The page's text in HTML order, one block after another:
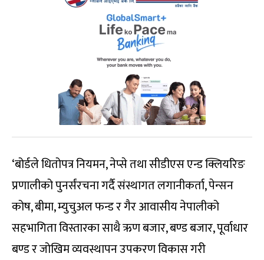
‘बोर्डले धितोपत्र नियमन, नेप्से तथा सीडीएस एन्ड क्लियरिङ
प्रणालीको पुनर्संरचना गर्दै संस्थागत लगानीकर्ता, पेन्सन
कोष, बीमा, म्युचुअल फन्ड र गैर आवासीय नेपालीको
सहभागिता विस्तारका साथै ऋण बजार, बण्ड बजार, पूर्वाधार
बण्ड र जोखिम व्यवस्थापन उपकरण विकास गरी